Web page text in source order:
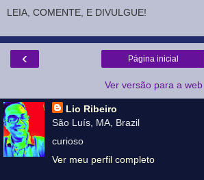
LEIA, COMENTE, E DIVULGUE!
‹ Página inicial
Ver versão para a web
Lio Ribeiro
São Luís, MA, Brazil
curioso
Ver meu perfil completo